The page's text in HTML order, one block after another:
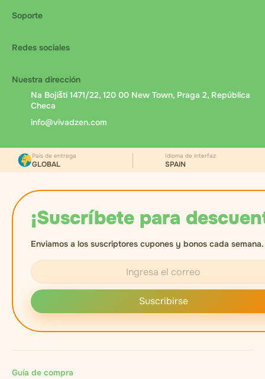
Soporte
Redes sociales
Nuestra dirección
Na Bojišti 1471/22, 120 00 New Town, Praga 2, República
Checa
info@vivadzen.com
¡Suscríbete para
Enviamos a los suscriptores cupones y bonos cada semana.
Suscribirse
País de entrega
GLOBAL
Idioma de interfaz
SPAIN
Guía de compra